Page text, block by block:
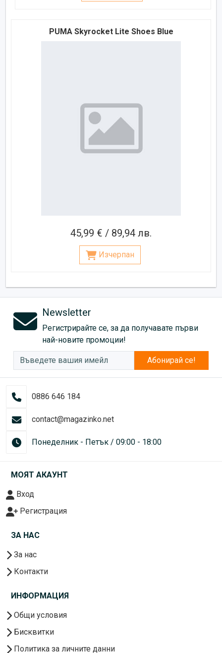
PUMA Skyrocket Lite Shoes Blue
45,99 € / 89,94 лв.
Изчерпан
Newsletter
Регистрирайте се, за да получавате първи
най-новите промоции!
Абонирай се!
0886 646 184
contact@magazinko.net
Понеделник - Петък / 09:00 - 18:00
МОЯТ АКАУНТ
Вход
Регистрация
ЗА НАС
За нас
Контакти
ИНФОРМАЦИЯ
Общи условия
Бисквитки
Политика за личните данни